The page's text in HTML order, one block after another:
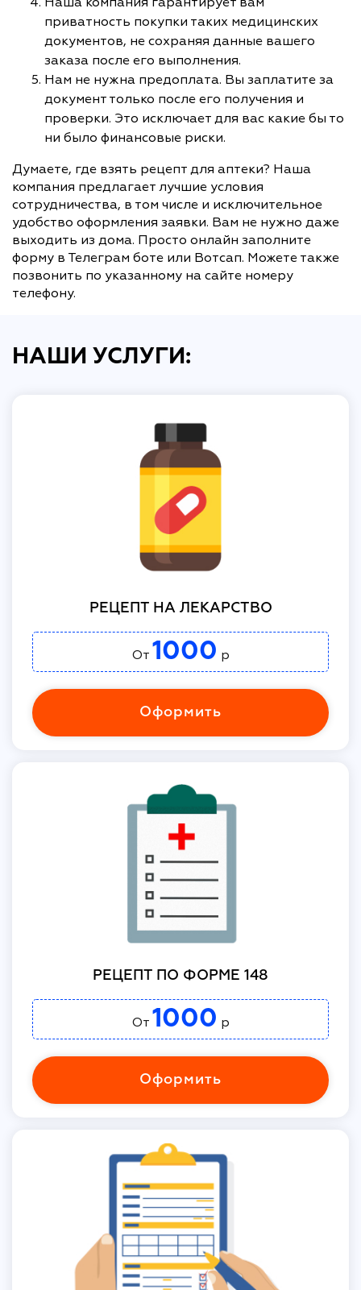
приватность покупки таких медицинских
документов, не сохраняя данные вашего
заказа после его выполнения.
Нам не нужна предоплата. Вы заплатите за
документ только после его получения и
проверки. Это исключает для вас какие бы то
ни было финансовые риски.
Думаете, где взять рецепт для аптеки? Наша
компания предлагает лучшие условия
сотрудничества, в том числе и исключительное
удобство оформления заявки. Вам не нужно даже
выходить из дома. Просто онлайн заполните
форму в Телеграм боте или Вотсап. Можете также
позвонить по указанному на сайте номеру
телефону.
НАШИ УСЛУГИ:
РЕЦЕПТ НА ЛЕКАРСТВО
От 1000 р
Оформить
РЕЦЕПТ ПО ФОРМЕ 148
От 1000 р
Оформить